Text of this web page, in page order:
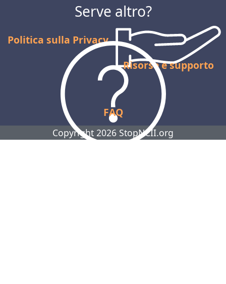
Serve altro?
Politica sulla Privacy
Risorse e supporto
FAQ
Copyright 2026 StopNCII.org